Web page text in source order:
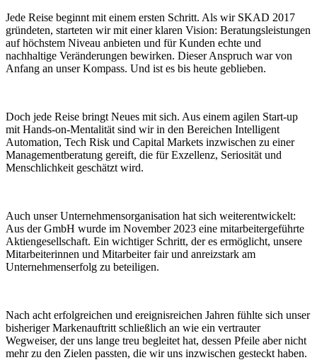
Jede Reise beginnt mit einem ersten Schritt. Als wir SKAD 2017
gründeten, starteten wir mit einer klaren Vision: Beratungsleistungen
auf höchstem Niveau anbieten und für Kunden echte und
nachhaltige Veränderungen bewirken. Dieser Anspruch war von
Anfang an unser Kompass. Und ist es bis heute geblieben.
Doch jede Reise bringt Neues mit sich. Aus einem agilen Start-up
mit Hands-on-Mentalität sind wir in den Bereichen Intelligent
Automation, Tech Risk und Capital Markets inzwischen zu einer
Managementberatung gereift, die für Exzellenz, Seriosität und
Menschlichkeit geschätzt wird.
Auch unser Unternehmensorganisation hat sich weiterentwickelt:
Aus der GmbH wurde im November 2023 eine mitarbeitergeführte
Aktiengesellschaft. Ein wichtiger Schritt, der es ermöglicht, unsere
Mitarbeiterinnen und Mitarbeiter fair und anreizstark am
Unternehmenserfolg zu beteiligen.
Nach acht erfolgreichen und ereignisreichen Jahren fühlte sich unser
bisheriger Markenauftritt schließlich an wie ein vertrauter
Wegweiser, der uns lange treu begleitet hat, dessen Pfeile aber nicht
mehr zu den Zielen passten, die wir uns inzwischen gesteckt haben.